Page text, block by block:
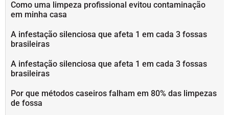
Como uma limpeza profissional evitou contaminação
em minha casa
A infestação silenciosa que afeta 1 em cada 3 fossas
brasileiras
A infestação silenciosa que afeta 1 em cada 3 fossas
brasileiras
Por que métodos caseiros falham em 80% das limpezas
de fossa